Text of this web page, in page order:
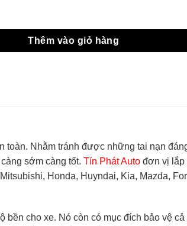
Lốp Xe Fortuner 2021 số lượng
Thêm vào giỏ hàng
toàn. Nhằm tránh được những tai nạn
sớm càng tốt. Tín Phát Auto đơn vị lắp
Honda, Huyndai, Kia, Mazda,
bền cho xe. Nó còn có mục đích bảo vệ cả